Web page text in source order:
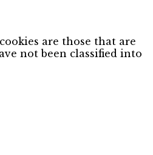
are those that are
not been classified into